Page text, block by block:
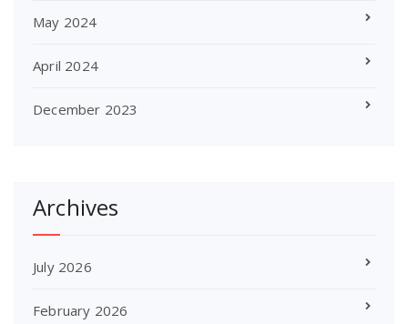
May 2024
April 2024
December 2023
Archives
July 2026
February 2026